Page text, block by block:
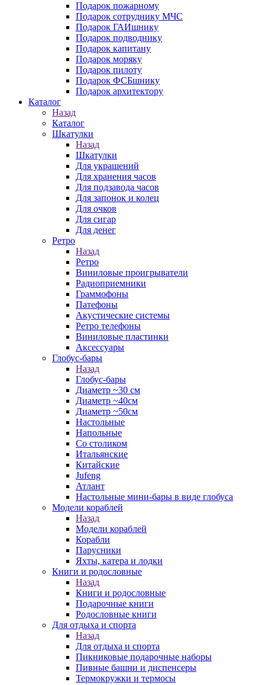
Подарок пожарному
Подарок сотруднику МЧС
Подарок ГАИшнику
Подарок подводнику
Подарок капитану
Подарок моряку
Подарок пилоту
Подарок ФСБшнику
Подарок архитектору
Каталог
Назад
Каталог
Шкатулки
Назад
Шкатулки
Для украшений
Для хранения часов
Для подзавода часов
Для запонок и колец
Для очков
Для сигар
Для денег
Ретро
Назад
Ретро
Виниловые проигрыватели
Радиоприемники
Граммофоны
Патефоны
Акустические системы
Ретро телефоны
Виниловые пластинки
Аксессуары
Глобус-бары
Назад
Глобус-бары
Диаметр ~30 см
Диаметр ~40см
Диаметр ~50см
Настольные
Напольные
Со столиком
Итальянские
Китайские
Jufeng
Атлант
Настольные мини-бары в виде глобуса
Модели кораблей
Назад
Модели кораблей
Корабли
Парусники
Яхты, катера и лодки
Книги и родословные
Назад
Книги и родословные
Подарочные книги
Родословные книги
Для отдыха и спорта
Назад
Для отдыха и спорта
Пикниковые подарочные наборы
Пивные башни и диспенсеры
Термокружки и термосы